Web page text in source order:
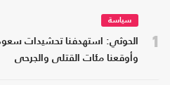
1
سياسة
الحوثي: استهدفنا تحشيدات
وأوقعنا مئات القتلى والجرحى